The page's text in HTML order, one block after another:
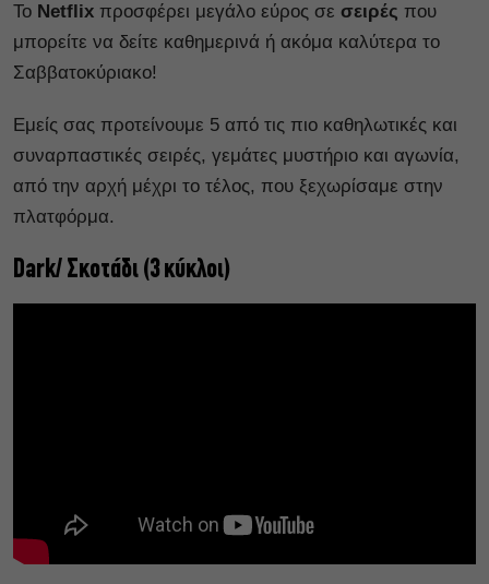
Το Netflix προσφέρει μεγάλο εύρος σε σειρές που
μπορείτε να δείτε καθημερινά ή ακόμα καλύτερα το
Σαββατοκύριακο!
Εμείς σας προτείνουμε 5 από τις πιο καθηλωτικές και
συναρπαστικές σειρές, γεμάτες μυστήριο και αγωνία,
από την αρχή μέχρι το τέλος, που ξεχωρίσαμε στην
πλατφόρμα.
Dark/ Σκοτάδι (3 κύκλοι)